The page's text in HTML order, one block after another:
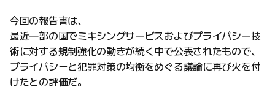
今回の報告書は、
最近一部の国でミキシングサービスおよびプライバシー技
術に対する規制強化の動きが続く中で公表されたもので、
プライバシーと犯罪対策の均衡をめぐる議論に再び火を付
けたとの評価だ。